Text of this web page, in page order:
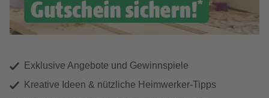
Exklusive Angebote und Gewinnspiele
Kreative Ideen & nützliche Heimwerker-Tipps